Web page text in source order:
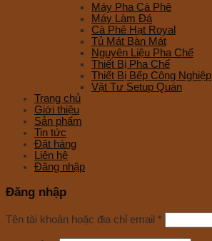
Máy Pha Cà Phê
Máy Làm Đá
Cà Phê Hạt Royal
Tủ Mát Bàn Mát
Nguyên Liệu Pha Chế
Thiết Bị Pha Chế
Thiết Bị Bếp Công Nghiệp
Vật Tư Setup Quán
Trang chủ
Giới thiệu
Sản phẩm
Tin tức
Đặt hàng
Liên hệ
Đăng nhập
Đăng nhập
Tên tài khoản hoặc địa chỉ email *